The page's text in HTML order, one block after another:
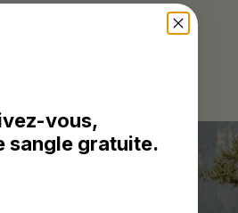
vous,
sangle gratuite.